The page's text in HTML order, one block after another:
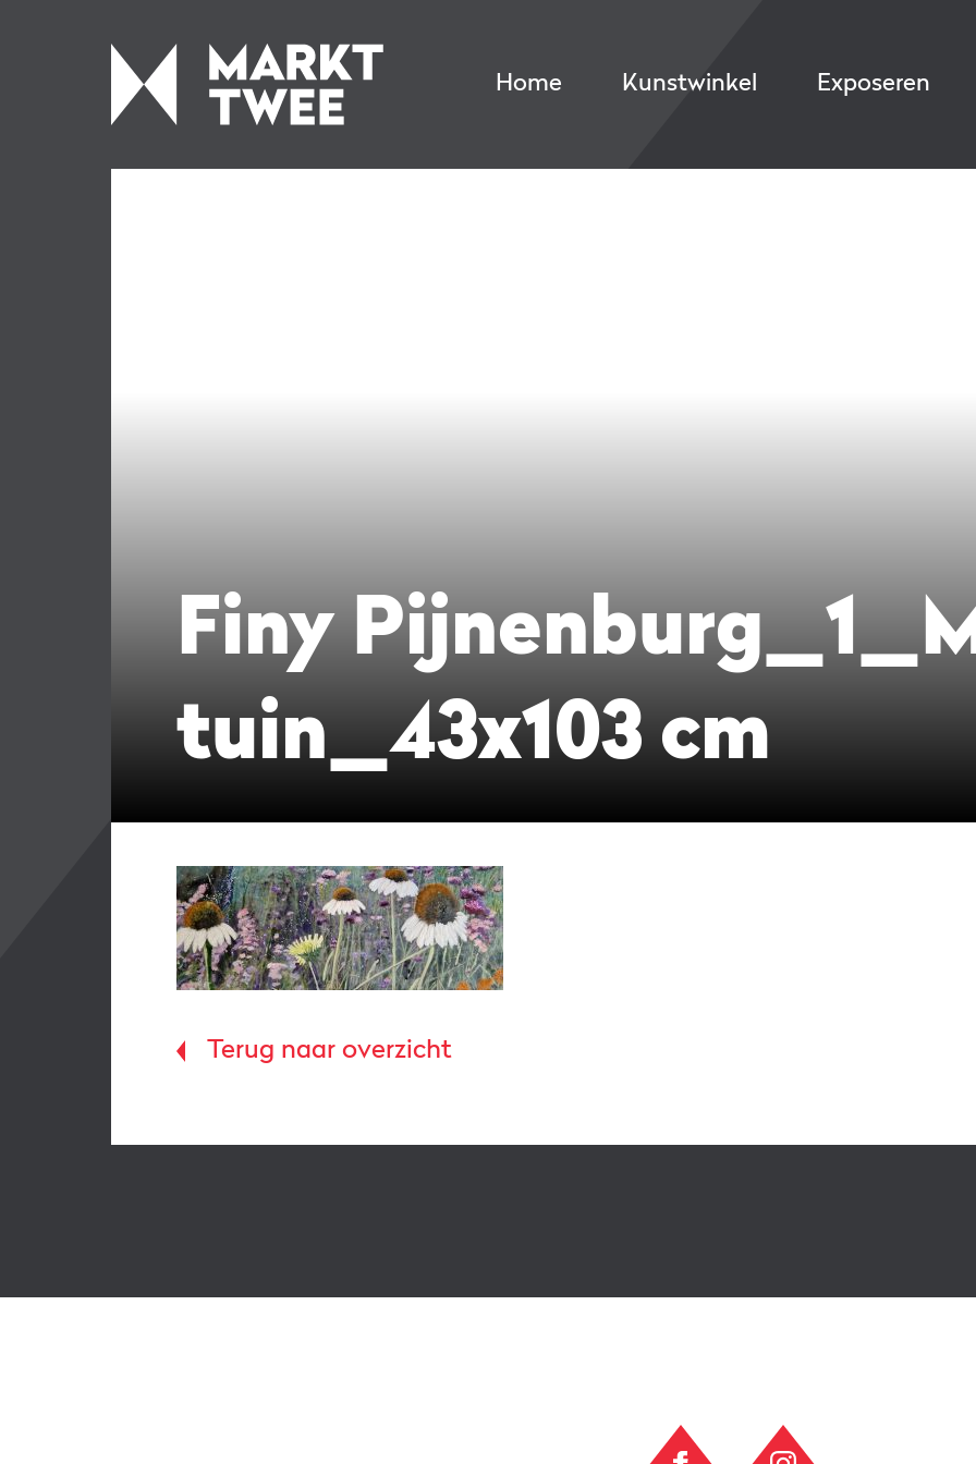
Home Kunstwinkel Exposeren
Finy
tuin_43x103 cm
Terug naar overzicht